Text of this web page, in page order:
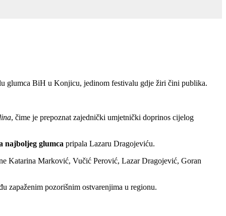
glumca BiH u Konjicu, jedinom festivalu gdje žiri čini publika.
, čime je prepoznat zajednički umjetnički doprinos cijelog
najboljeg glumca pripala Lazaru Dragojeviću.
Katarina Marković, Vučić Perović, Lazar Dragojević, Goran
zapaženim pozorišnim ostvarenjima u regionu.